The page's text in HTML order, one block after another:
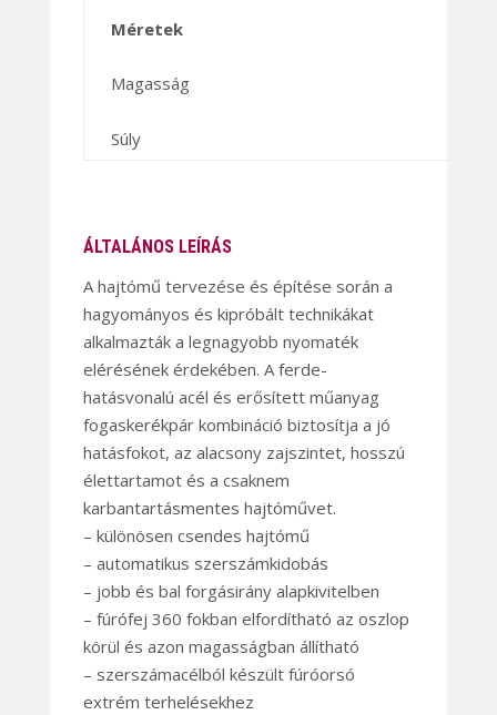
Méretek
Magasság
Súly
ÁLTALÁNOS LEÍRÁS
A hajtómű tervezése és építése során a
hagyományos és kipróbált technikákat
alkalmazták a legnagyobb nyomaték
elérésének érdekében. A ferde-
hatásvonalú acél és erősített műanyag
fogaskerékpár kombináció biztosítja a jó
hatásfokot, az alacsony zajszintet, hosszú
élettartamot és a csaknem
karbantartásmentes hajtóművet.
– különösen csendes hajtómű
– automatikus szerszámkidobás
– jobb és bal forgásirány alapkivitelben
– fúrófej 360 fokban elfordítható az oszlop
körül és azon magasságban állítható
– szerszámacélból készült fúróorsó
extrém terhelésekhez